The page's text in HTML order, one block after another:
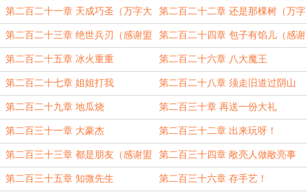
第二百二十一章 天成巧圣（万字大
章，求月初月票）
第二百二十二章 还是那棵树（万字
大章求月票，拜托诸位了）
第二百二十三章 绝世兵刃（感谢盟
主古月路观）
第二百二十四章 包子有馅儿（感谢
盟主别去圣托里尼了）
第二百二十五章 冰火重重 第二百二十六章 八大魔王
第二百二十七章 姐姐打我 第二百二十八章 须走旧道过阴山
第二百二十九章 地瓜烧 第二百三十章 再送一份大礼
第二百三十一章 大豪杰 第二百三十二章 出来玩呀！
第二百三十三章 都是朋友（感谢盟
主江南黄鹤）
第二百三十四章 敞亮人做敞亮事
第二百三十五章 知微先生 第二百三十六章 存手艺！